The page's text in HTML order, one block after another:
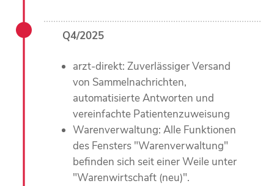
Q4/2025
arzt-direkt: Zuverlässiger Versand
von Sammelnachrichten,
automatisierte Antworten und
vereinfachte Patientenzuweisung
Warenverwaltung: Alle Funktionen
des Fensters "Warenverwaltung"
befinden sich seit einer Weile unter
"Warenwirtschaft (neu)".